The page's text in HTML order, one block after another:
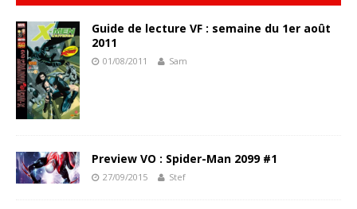
Guide de lecture VF : semaine du 1er août
2011
01/08/2011 Sam
Preview VO : Spider-Man 2099 #1
27/09/2015 Stef